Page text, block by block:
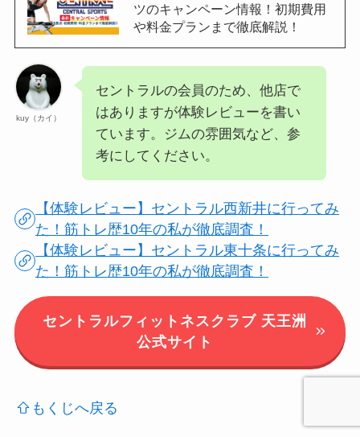
ツのキャンペーン情報！初期費用
や料金プランまで徹底解説！
kuy（カイ）
セントラルの会員のため、他店で
はありますが体験レビューを書い
ています。ジムの雰囲気など、参
考にしてください。
【体験レビュー】セントラル西新井に行ってみ
た！筋トレ歴10年の私が徹底調査！
【体験レビュー】セントラル東十条に行ってみ
た！筋トレ歴10年の私が徹底調査！
セントラルフィットネスクラブ 天王洲
公式サイト
もくじへ戻る